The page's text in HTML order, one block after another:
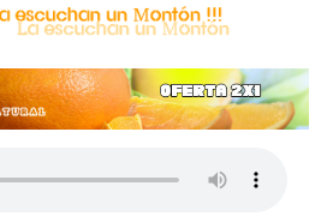
Radio
Vachilon